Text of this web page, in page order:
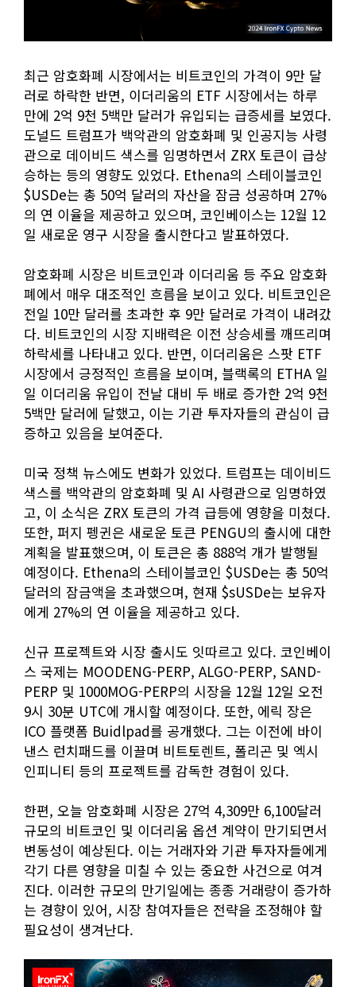
최근 암호화폐 시장에서는 비트코인의 가격이 9만 달
러로 하락한 반면, 이더리움의 ETF 시장에서는 하루
만에 2억 9천 5백만 달러가 유입되는 급증세를 보였다.
도널드 트럼프가 백악관의 암호화폐 및 인공지능 사령
관으로 데이비드 색스를 임명하면서 ZRX 토큰이 급상
승하는 등의 영향도 있었다. Ethena의 스테이블코인
$USDe는 총 50억 달러의 자산을 잠금 성공하며 27%
의 연 이율을 제공하고 있으며, 코인베이스는 12월 12
일 새로운 영구 시장을 출시한다고 발표하였다.
암호화폐 시장은 비트코인과 이더리움 등 주요 암호화
폐에서 매우 대조적인 흐름을 보이고 있다. 비트코인은
전일 10만 달러를 초과한 후 9만 달러로 가격이 내려갔
다. 비트코인의 시장 지배력은 이전 상승세를 깨뜨리며
하락세를 나타내고 있다. 반면, 이더리움은 스팟 ETF
시장에서 긍정적인 흐름을 보이며, 블랙록의 ETHA 일
일 이더리움 유입이 전날 대비 두 배로 증가한 2억 9천
5백만 달러에 달했고, 이는 기관 투자자들의 관심이 급
증하고 있음을 보여준다.
미국 정책 뉴스에도 변화가 있었다. 트럼프는 데이비드
색스를 백악관의 암호화폐 및 AI 사령관으로 임명하였
고, 이 소식은 ZRX 토큰의 가격 급등에 영향을 미쳤다.
또한, 퍼지 펭귄은 새로운 토큰 PENGU의 출시에 대한
계획을 발표했으며, 이 토큰은 총 888억 개가 발행될
예정이다. Ethena의 스테이블코인 $USDe는 총 50억
달러의 잠금액을 초과했으며, 현재 $sUSDe는 보유자
에게 27%의 연 이율을 제공하고 있다.
신규 프로젝트와 시장 출시도 잇따르고 있다. 코인베이
스 국제는 MOODENG-PERP, ALGO-PERP, SAND-
PERP 및 1000MOG-PERP의 시장을 12월 12일 오전
9시 30분 UTC에 개시할 예정이다. 또한, 에릭 장은
ICO 플랫폼 Buidlpad를 공개했다. 그는 이전에 바이
낸스 런치패드를 이끌며 비트토렌트, 폴리곤 및 엑시
인피니티 등의 프로젝트를 감독한 경험이 있다.
한편, 오늘 암호화폐 시장은 27억 4,309만 6,100달러
규모의 비트코인 및 이더리움 옵션 계약이 만기되면서
변동성이 예상된다. 이는 거래자와 기관 투자자들에게
각기 다른 영향을 미칠 수 있는 중요한 사건으로 여겨
진다. 이러한 규모의 만기일에는 종종 거래량이 증가하
는 경향이 있어, 시장 참여자들은 전략을 조정해야 할
필요성이 생겨난다.